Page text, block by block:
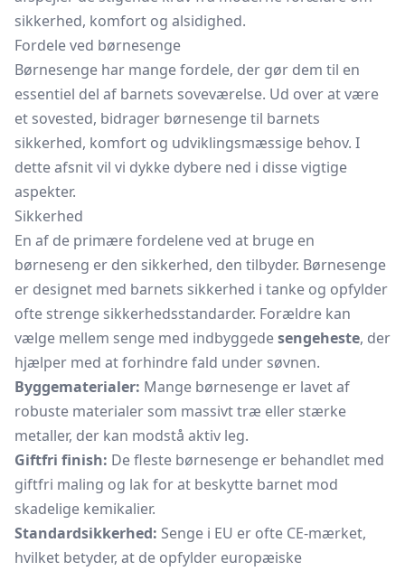
sikkerhed, komfort og alsidighed.
Fordele ved børnesenge
Børnesenge har mange fordele, der gør dem til en
essentiel del af barnets soveværelse. Ud over at være
et sovested, bidrager børnesenge til barnets
sikkerhed, komfort og udviklingsmæssige behov. I
dette afsnit vil vi dykke dybere ned i disse vigtige
aspekter.
Sikkerhed
En af de primære fordelene ved at bruge en
børneseng er den sikkerhed, den tilbyder. Børnesenge
er designet med barnets sikkerhed i tanke og opfylder
ofte strenge sikkerhedsstandarder. Forældre kan
vælge mellem senge med indbyggedesengeheste, der
hjælper med at forhindre fald under søvnen.
Byggematerialer: Mange børnesenge er lavet af
robuste materialer som massivt træ eller stærke
metaller, der kan modstå aktiv leg.
Giftfri finish: De fleste børnesenge er behandlet med
giftfri maling og lak for at beskytte barnet mod
skadelige kemikalier.
Standardsikkerhed: Senge i EU er ofte CE-mærket,
hvilket betyder, at de opfylder europæiske